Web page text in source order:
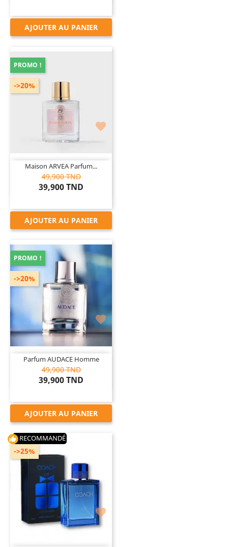
AJOUTER AU PANIER

Maison ARVEA Parfum...
49,900 TND
39,900 TND
->20%
PROMO !
AJOUTER AU PANIER

Parfum AUDACE Homme
49,900 TND
39,900 TND
->20%
PROMO !
AJOUTER AU PANIER

thumb_up RECOMMANDÉ
->25%